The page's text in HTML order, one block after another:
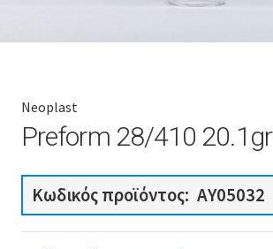
Neoplast
Preform 28/410 20.1gr
Κωδικός προϊόντος: AY05032